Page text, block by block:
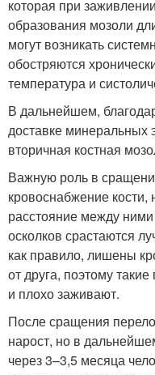
которая при
образования мозоли
могут возникать
обостряются
температура и
В дальнейшем,
доставке минеральных
вторичная костная
Важную роль в
кровоснабжение кости,
расстояние между
осколков срастаются
как правило, лишены
от друга, поэтому
и плохо заживают.
После сращения
нарост, но в
через 3–3,5 месяца